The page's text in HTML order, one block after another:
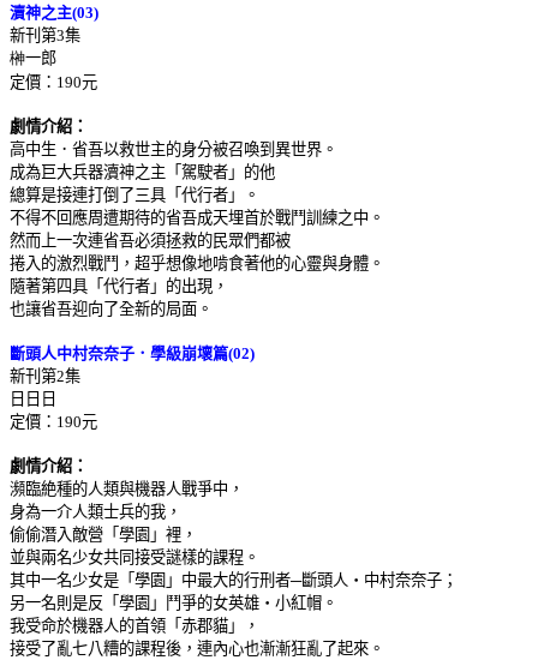
瀆神之主(03)
新刊第3集
榊一郎
定價： 190元
劇情介紹：
高中生．省吾以救世主的身分被召喚到異世界。
成為巨大兵器瀆神之主「駕駛者」的他
總算是接連打倒了三具「代行者」。
不得不回應周遭期待的省吾成天埋首於戰鬥訓練之中。
然而上一次連省吾必須拯救的民眾們都被
捲入的激烈戰鬥，超乎想像地啃食著他的心靈與身體。
隨著第四具「代行者」的出現，
也讓省吾迎向了全新的局面。
斷頭人中村奈奈子．學級崩壞篇(02)
新刊第2集
日日日
定價： 190元
劇情介紹：
瀕臨絶種的人類與機器人戰爭中，
身為一介人類士兵的我，
偷偷潛入敵營「學園」裡，
並與兩名少女共同接受謎樣的課程。
其中一名少女是「學園」中最大的行刑者─斷頭人 ‧ 中村奈奈子；
另一名則是反「學園」鬥爭的女英雄 ‧ 小紅帽。
我受命於機器人的首領「赤郡貓」，
接受了亂七八糟的課程後，連內心也漸漸狂亂了起來。